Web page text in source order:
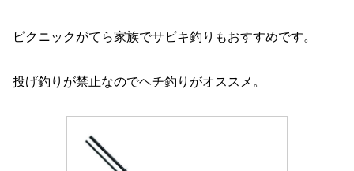
ピクニックがてら家族でサビキ釣りもおすすめです。
投げ釣りが禁止なのでヘチ釣りがオススメ。